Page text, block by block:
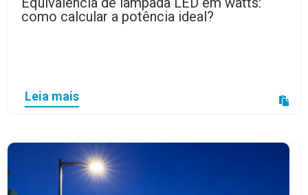
como calcular a potência ideal?
Leia mais